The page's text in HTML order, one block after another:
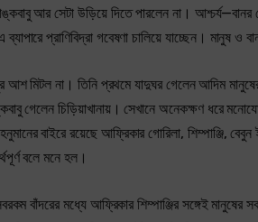
আর সেটা উড়িয়ে দিতে পারলেন না।
প্রাণিবিদ্‌রা গবেষণা চালিয়ে যাচ্ছেন।
মিটল না। তিনি প্রথমে যাদুঘর গেলেন আদিম মানুষের
গেলেন চিড়িয়াখানায়। সেখানে অনেকক্ষণ ধরে
বাইরে রয়েছে আফ্রিকার গোরিলা, শিম্পাঞ্জি,
বলে মনে হল।
বাঁদরের মধ্যে আফ্রিকার শিম্পাঞ্জির সঙ্গেই মানুষের